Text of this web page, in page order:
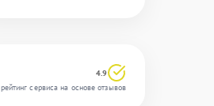
4.9
рейтинг сервиса на основе отзывов